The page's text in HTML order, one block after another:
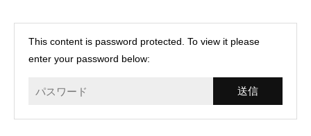
This content is password protected. To view it please
enter your password below: